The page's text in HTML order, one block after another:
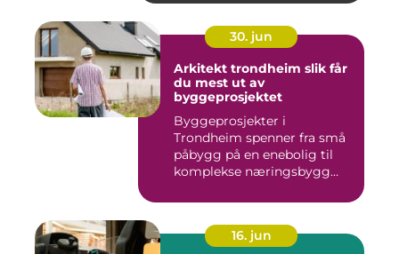
30. jun
Arkitekt trondheim slik får
du mest ut av
byggeprosjektet
Byggeprosjekter i
Trondheim spenner fra små
påbygg på en enebolig til
komplekse næringsbygg
16. jun